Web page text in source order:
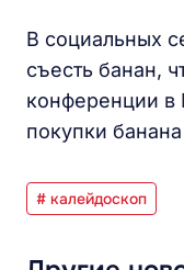
В социальных
съесть банан,
конференции в
покупки
# калейдоскоп